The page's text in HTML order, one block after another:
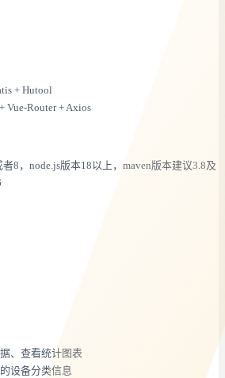
+ Hutool
Vue-Router + Axios
8，node.js版本18以上，maven版本建议3.8及
、查看统计图表
设备分类信息